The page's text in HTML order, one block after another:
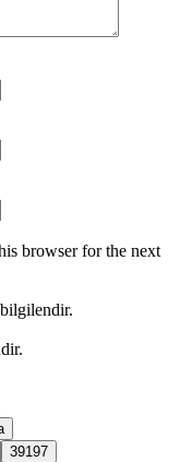
browser for the next